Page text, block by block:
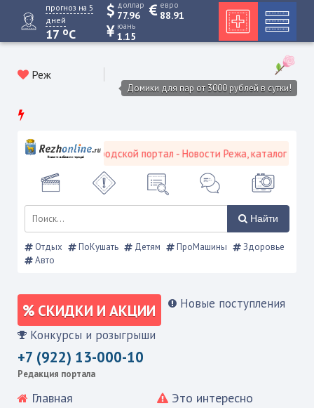
прогноз на 5
дней
17 oC
доллар
77.96
евро
88.91
юань
1.15
Реж
Домики для пар от 3000 рублей в сутки!
Режевской городской портал - Новости Режа, каталог
Найти
Отдых ПоКушать Детям ПроМашины
Здоровье
Авто
СКИДКИ И АКЦИИ Новые поступления
Конкурсы и розыгрыши
+7 (922) 13-000-10
Редакция портала
Главная
Это интересно